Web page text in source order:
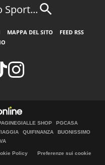
Sport...
MAPPA DEL SITO
FEED RSS
SHOP
PGCASA
QUIFINANZA
BUONISSIMO
Policy
Preferenze sui cookie